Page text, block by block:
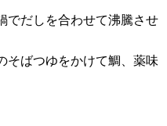
でだしを合わせて沸騰させ
そばつゆをかけて鯛、薬味